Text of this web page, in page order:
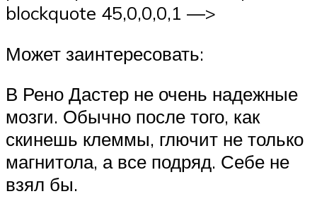
blockquote 45,0,0,0,1 —>
Может заинтересовать:
В Рено Дастер не очень надежные
мозги. Обычно после того, как
скинешь клеммы, глючит не только
магнитола, а все подряд. Себе не
взял бы.